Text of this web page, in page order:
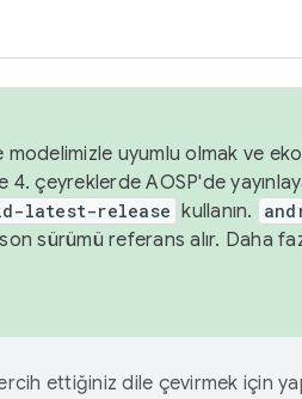
uyumlu olmak ve
4. çeyreklerde AOSP'de
latest-release kullanın.
sürümü referans alır. Daha
ettiğiniz dile çevirmek için